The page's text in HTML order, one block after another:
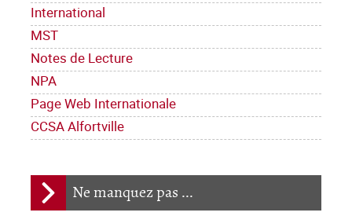
International
MST
Notes de Lecture
NPA
Page Web Internationale
CCSA Alfortville
Ne manquez pas ...